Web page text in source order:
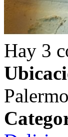
Hay 3